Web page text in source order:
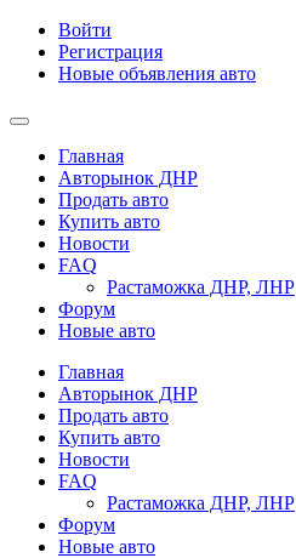
Войти
Регистрация
Новые объявления авто
Главная
Авторынок ДНР
Продать авто
Купить авто
Новости
FAQ
Растаможка ДНР, ЛНР
Форум
Новые авто
Главная
Авторынок ДНР
Продать авто
Купить авто
Новости
FAQ
Растаможка ДНР, ЛНР
Форум
Новые авто